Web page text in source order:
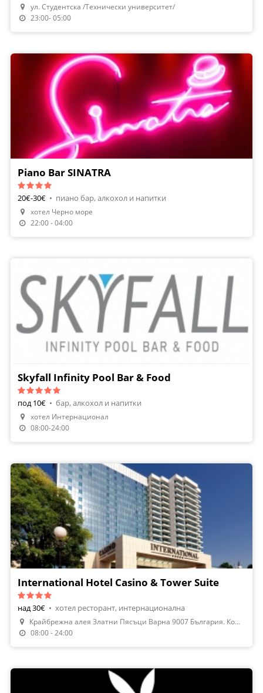
ул. Студентска /Технически университет/
23:00- 05:00
Piano Bar SINATRA
20€-30€ • пиано бар, алкохол и напитки
хотел Черно море
22:00 - 04:00
Skyfall Infinity Pool Bar & Food
под 10€ • бар, алкохол и напитки
хотел Интернационал
08:00-24:00
International Hotel Casino & Tower Suite
над 30€ • хотел ресторант, интернационална
Крайбрежна алея Златни Пясъци Варна 9007 България. Комплекс Ин
08:00 - 24:00